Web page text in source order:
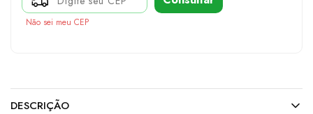
Não sei meu CEP
DESCRIÇÃO